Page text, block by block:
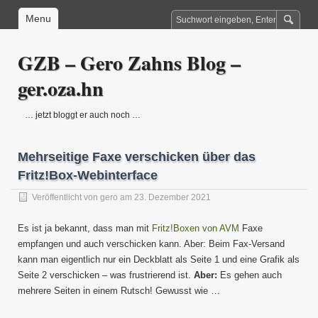
Menu
GZB – Gero Zahns Blog –
ger.oza.hn
… jetzt bloggt er auch noch …
Mehrseitige Faxe verschicken über das
Fritz!Box-Webinterface
Veröffentlicht von gero am 23. Dezember 2021
Es ist ja bekannt, dass man mit Fritz!Boxen von AVM Faxe
empfangen und auch verschicken kann. Aber: Beim Fax-Versand
kann man eigentlich nur ein Deckblatt als Seite 1 und eine Grafik als
Seite 2 verschicken – was frustrierend ist. Aber: Es gehen auch
mehrere Seiten in einem Rutsch! Gewusst wie …